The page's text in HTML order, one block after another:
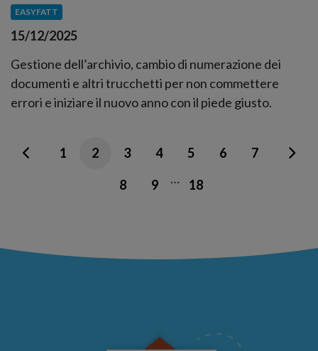
EASYFATT
15/12/2025
Gestione dell’archivio, cambio di numerazione dei
documenti e altri trucchetti per non commettere
errori e iniziare il nuovo anno con il piede giusto.
1 2 3 4 5 6 7
8 9 … 18